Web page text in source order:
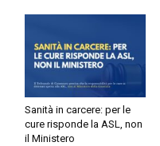
Sanità in carcere: per le
cure risponde la ASL, non
il Ministero